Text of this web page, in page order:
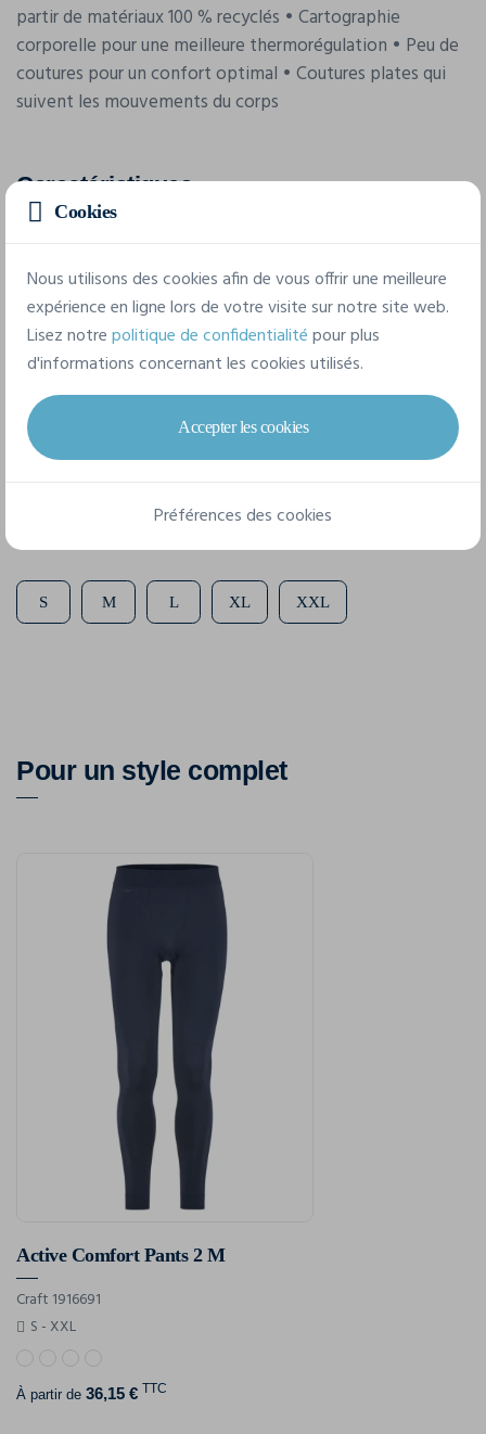
partir de matériaux 100 % recyclés • Cartographie
corporelle pour une meilleure thermorégulation • Peu de
coutures pour un confort optimal • Coutures plates qui
suivent les mouvements du corps
Caractéristiques
Craft
Référence
1916678
Composition
75% Polyamide recyclé, 25% Polyester recyclé
5 tailles disponibles
S M L XL XXL
Pour un style complet
Active Comfort Pants 2 M
Craft 1916691
S - XXL
À partir de 36,15 € TTC
Cookies
Nous utilisons des cookies afin de vous offrir une meilleure
expérience en ligne lors de votre visite sur notre site web.
Lisez notrepolitique de confidentialitépour plus
d'informations concernant les cookies utilisés.
Accepter les cookies
Préférences des cookies